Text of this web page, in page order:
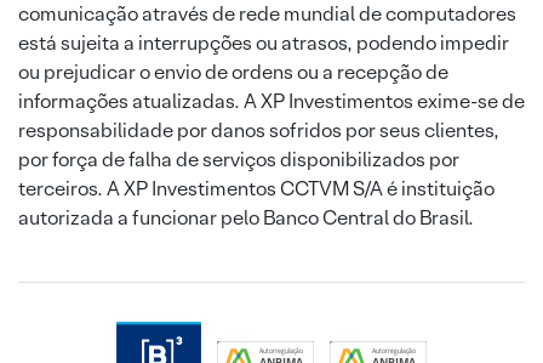
comunicação através de rede mundial de computadores
está sujeita a interrupções ou atrasos, podendo impedir
ou prejudicar o envio de ordens ou a recepção de
informações atualizadas. A XP Investimentos exime-se de
responsabilidade por danos sofridos por seus clientes,
por força de falha de serviços disponibilizados por
terceiros. A XP Investimentos CCTVM S/A é instituição
autorizada a funcionar pelo Banco Central do Brasil.